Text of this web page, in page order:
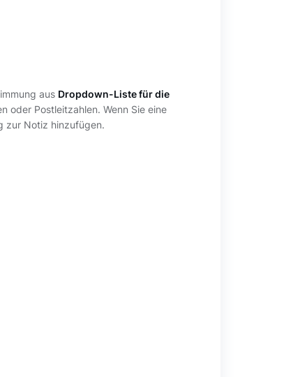
aus Dropdown-Liste für die
oder Postleitzahlen. Wenn Sie eine
zur Notiz hinzufügen.